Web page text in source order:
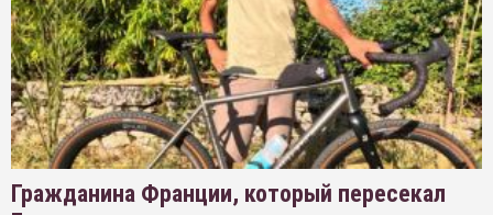
Гражданина Франции, который пересекал